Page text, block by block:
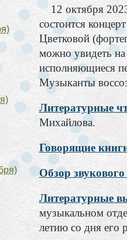
12 октября 2023
состоится
Цветковой
можно увидеть на
исполняющиеся
Музыканты
Литературные
Михайлова.
Говорящие
Обзор
Литературные
музыкальном
летию со дня его